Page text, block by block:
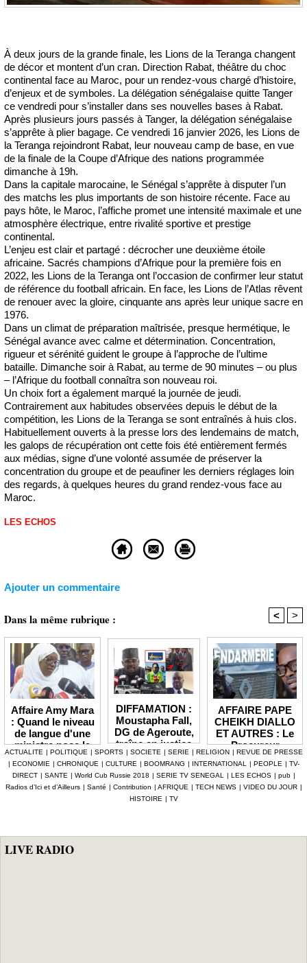
À deux jours de la grande finale, les Lions de la Teranga changent
de décor et montent d’un cran. Direction Rabat, théâtre du choc
continental face au Maroc, pour un rendez-vous chargé d’histoire,
d’enjeux et de symboles. La délégation sénégalaise quitte Tanger
ce vendredi pour s’installer dans ses nouvelles bases à Rabat.
Après plusieurs jours passés à Tanger, la délégation sénégalaise
s’apprête à plier bagage. Ce vendredi 16 janvier 2026, les Lions de
la Teranga rejoindront Rabat, leur nouveau camp de base, en vue
de la finale de la Coupe d’Afrique des nations programmée
dimanche à 19h.
Dans la capitale marocaine, le Sénégal s’apprête à disputer l’un
des matchs les plus importants de son histoire récente. Face au
pays hôte, le Maroc, l’affiche promet une intensité maximale et une
atmosphère électrique, entre rivalité sportive et prestige
continental.
L’enjeu est clair et partagé : décrocher une deuxième étoile
africaine. Sacrés champions d’Afrique pour la première fois en
2022, les Lions de la Teranga ont l’occasion de confirmer leur statut
de référence du football africain. En face, les Lions de l’Atlas rêvent
de renouer avec la gloire, cinquante ans après leur unique sacre en
1976.
Dans un climat de préparation maîtrisée, presque hermétique, le
Sénégal avance avec calme et détermination. Concentration,
rigueur et sérénité guident le groupe à l’approche de l’ultime
bataille. Dimanche soir à Rabat, au terme de 90 minutes – ou plus
– l’Afrique du football connaîtra son nouveau roi.
Un choix fort a également marqué la journée de jeudi.
Contrairement aux habitudes observées depuis le début de la
compétition, les Lions de la Teranga se sont entraînés à huis clos.
Habituellement ouverts à la presse lors des lendemains de match,
les galops de récupération ont cette fois été entièrement fermés
aux médias, signe d’une volonté assumée de préserver la
concentration du groupe et de peaufiner les derniers réglages loin
des regards, à quelques heures du grand rendez-vous face au
Maroc.
LES ECHOS
Ajouter un commentaire
Dans la même rubrique : < >
Affaire Amy Mara
: Quand le niveau
de langue d'une
ministre pose la
question de la
compétence et de
la crédibilité de
l'État
DIFFAMATION :
Moustapha Fall,
DG de Ageroute,
traîne en justice
l’ex DRH Cheikh
Amet Tidiane
Thiam
AFFAIRE PAPE
CHEIKH DIALLO
ET AUTRES : Le
Procureur
interjette appel et
maintient en
prison ceux qui
ont été placés
ACTUALITE | POLITIQUE | SPORTS | SOCIETE | SERIE | RELIGION | REVUE DE PRESSE
| ECONOMIE | CHRONIQUE | CULTURE | BOOMRANG | INTERNATIONAL | PEOPLE | TV-
DIRECT | SANTE | World Cub Russie 2018 | SERIE TV SENEGAL | LES ECHOS | pub |
Radios d’Ici et d’Ailleurs | Santé | Contribution | AFRIQUE | TECH NEWS | VIDEO DU JOUR |
HISTOIRE | TV
LIVE RADIO